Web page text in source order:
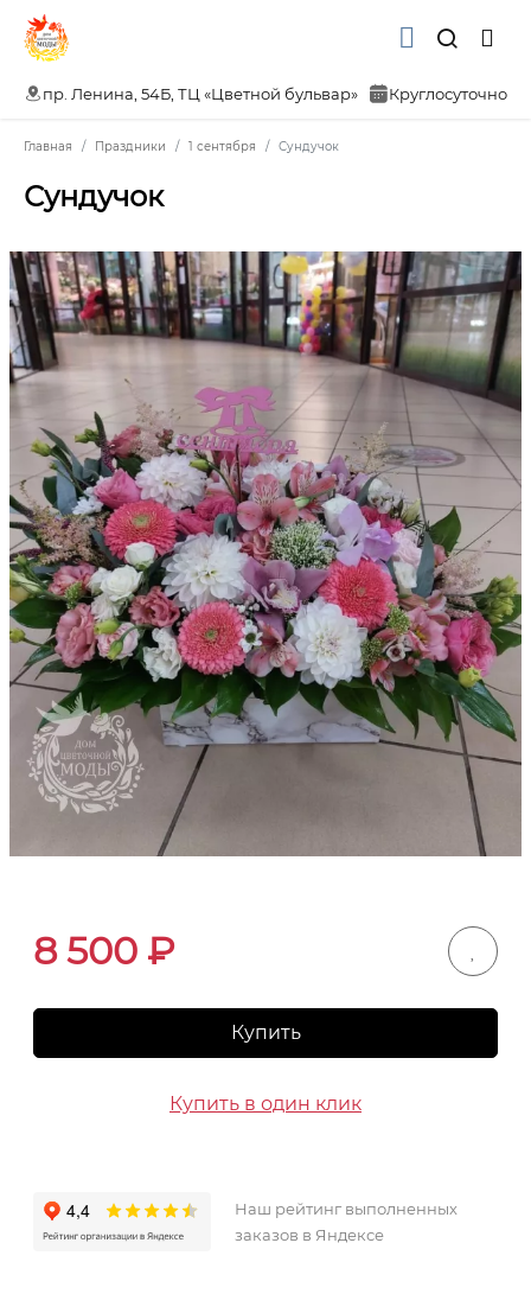
пр. Ленина, 54Б, ТЦ «Цветной бульвар» Круглосуточно
Главная Праздники 1 сентября Сундучок
Сундучок
8 500 ₽
Купить
Купить в один клик
Наш рейтинг выполненных
заказов в Яндексе